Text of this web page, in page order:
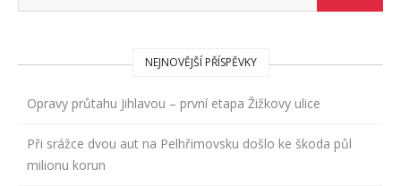
NEJNOVĚJŠÍ PŘÍSPĚVKY
Opravy průtahu Jihlavou – první etapa Žižkovy ulice
Při srážce dvou aut na Pelhřimovsku došlo ke škoda půl
milionu korun